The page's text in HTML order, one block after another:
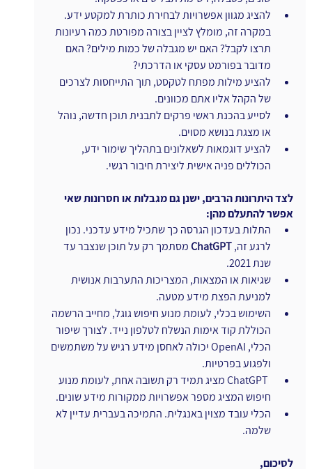
להציג מגוון אפשרויות לבחירת כותרת למקטע ידע.
במקרה זה, מומלץ לציין בצורה מפורטת כמה רעיונות
תרצו לקבל? האם יש מגבלה של כמות מילים? האם
מדובר בפורמט עסקי או הדרכתי?
להציע מילות מפתח לטקסט, תוך התייחסות לצרכים
של הקהל אליו אתם מכוונים.
לסייע בהכנת ראשי פרקים לתבנית תוכן חדשה, נוהל
או מצגת בנושא מסוים.
להציע דוגמאות לשאלונים בתהליך שימור ידע,
הכוללים פניה אישית ליצירת חיבור רגשי.
לצד היתרונות הרבים, ישנן גם מגבלות או חסרונות שאי
אפשר להתעלם מהן:
התלות בעדכון הגרסה כך שתכיל מידע עדכני. נכון
לרגע זה, ChatGPT מסתמך רק על תוכן שנצבר עד
שנת 2021.
שגיאות או המצאות, המצריכות התערבות אנושית
למניעת הפצת מידע מטעה.
השימוש בכלי, לעומת מנוע חיפוש גוגל, מחייב הרשמה
הכוללת קוד אימות הנשלח לטלפון נייד. לצורך שיפור
הכלי, OpenAI יכולה לאחסן מידע רגיש על משתמשים
ולפגוע בפרטיות.
ChatGPT מציג תמיד רק תשובה אחת, לעומת מנוע
חיפוש המציג מספר אפשרויות ממקורות מידע שונים.
הכלי עובד מצוין באנגלית. התמיכה בעברית עדיין לא
שלמה.
לסיכום,